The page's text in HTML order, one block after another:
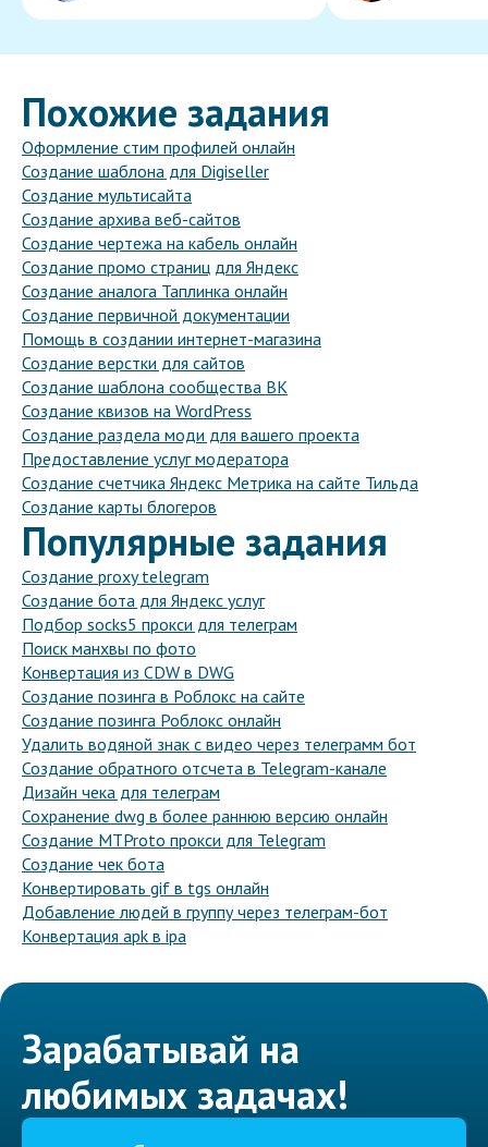
Похожие задания
Оформление стим профилей онлайн
Создание шаблона для Digiseller
Создание мультисайта
Создание архива веб-сайтов
Создание чертежа на кабель онлайн
Создание промо страниц для Яндекс
Создание аналога Таплинка онлайн
Создание первичной документации
Помощь в создании интернет-магазина
Создание верстки для сайтов
Создание шаблона сообщества ВК
Создание квизов на WordPress
Создание раздела моди для вашего проекта
Предоставление услуг модератора
Создание счетчика Яндекс Метрика на сайте Тильда
Создание карты блогеров
Популярные задания
Создание proxy telegram
Создание бота для Яндекс услуг
Подбор socks5 прокси для телеграм
Поиск манхвы по фото
Конвертация из CDW в DWG
Создание позинга в Роблокс на сайте
Создание позинга Роблокс онлайн
Удалить водяной знак с видео через телеграмм бот
Создание обратного отсчета в Telegram-канале
Дизайн чека для телеграм
Сохранение dwg в более раннюю версию онлайн
Создание MTProto прокси для Telegram
Создание чек бота
Конвертировать gif в tgs онлайн
Добавление людей в группу через телеграм-бот
Конвертация apk в ipa
Зарабатывай на
любимых задачах!